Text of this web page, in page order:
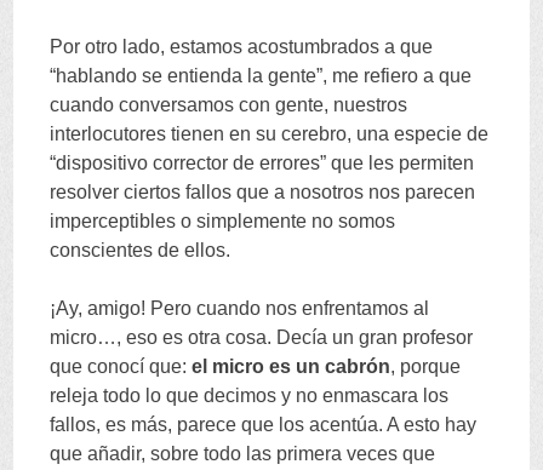
Por otro lado,estamos acostumbrados a que
“hablando se entienda la gente”, me refiero a que
cuando conversamos con gente, nuestros
interlocutores tienen en su cerebro, una especie de
“dispositivo corrector de errores”que les permiten
resolver ciertos fallos que a nosotros nos parecen
imperceptibles o simplemente no somos
conscientes de ellos.
¡Ay,amigo! Pero cuando nos enfrentamos al
micro…,eso es otra cosa. Decía un gran profesor
que conocí que:el micro es un cabrón, porque
releja todo lo que decimos y no enmascara los
fallos,es más, parece que los acentúa.A esto hay
que añadir,sobre todo las primera veces que